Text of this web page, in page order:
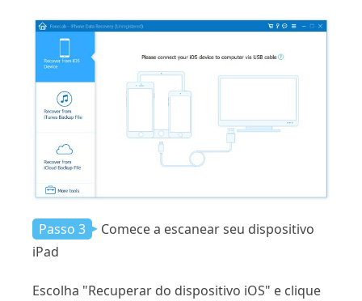
Passo 3
Comece a escanear seu dispositivo
iPad
Escolha "Recuperar do dispositivo iOS" e clique